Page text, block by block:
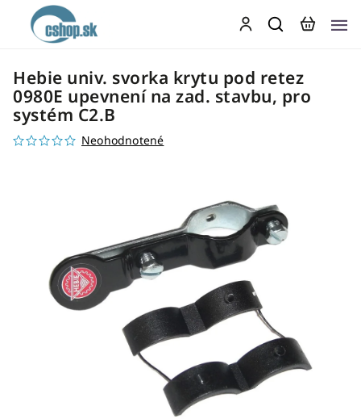
Hebie univ. svorka krytu pod retez
0980E upevnení na zad. stavbu, pro
systém C2.B
Neohodnotené